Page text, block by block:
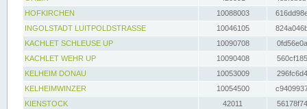
HOFKIRCHEN
10088003
INGOLSTADT LUITPOLDSTRASSE
10046105
KACHLET SCHLEUSE UP
10090708
KACHLET WEHR UP
10090408
KELHEIM DONAU
10053009
KELHEIMWINZER
10054500
KIENSTOCK
42011